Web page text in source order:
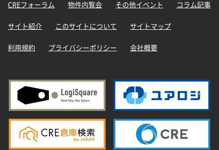
CREフォーラム 物件内覧会 その他イベント コラム記事
サイト紹介 このサイトについて サイトマップ
利用規約 プライバシーポリシー 会社概要